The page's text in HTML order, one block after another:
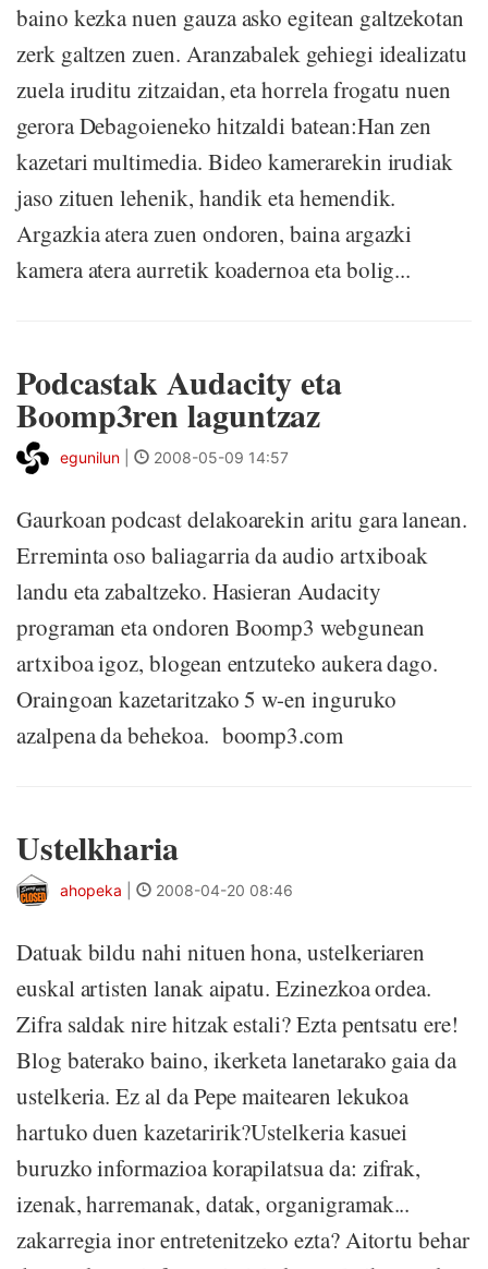
baino kezka nuen gauza asko egitean galtzekotan
zerk galtzen zuen. Aranzabalek gehiegi idealizatu
zuela iruditu zitzaidan, eta horrela frogatu nuen
gerora Debagoieneko hitzaldi batean:Han zen
kazetari multimedia. Bideo kamerarekin irudiak
jaso zituen lehenik, handik eta hemendik.
Argazkia atera zuen ondoren, baina argazki
kamera atera aurretik koadernoa eta bolig...
Podcastak Audacity eta
Boomp3ren laguntzaz
egunilun 2008-05-09 14:57
Gaurkoan podcast delakoarekin aritu gara lanean.
Erreminta oso baliagarria da audio artxiboak
landu eta zabaltzeko. Hasieran Audacity
programan eta ondoren Boomp3 webgunean
artxiboa igoz, blogean entzuteko aukera dago.
Oraingoan kazetaritzako 5 w-en inguruko
azalpena da behekoa. boomp3.com
Ustelkharia
ahopeka 2008-04-20 08:46
Datuak bildu nahi nituen hona, ustelkeriaren
euskal artisten lanak aipatu. Ezinezkoa ordea.
Zifra saldak nire hitzak estali? Ezta pentsatu ere!
Blog baterako baino, ikerketa lanetarako gaia da
ustelkeria. Ez al da Pepe maitearen lekukoa
hartuko duen kazetaririk?Ustelkeria kasuei
buruzko informazioa korapilatsua da: zifrak,
izenak, harremanak, datak, organigramak...
zakarregia inor entretenitzeko ezta? Aitortu behar